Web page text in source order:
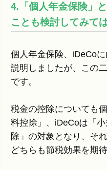
4.「個人年金保険」
ことも検討してみて
個人年金保険、iDeCo
説明しましたが、この
です。
税金の控除についても
料控除」、iDeCoは「
除」の対象となり、そ
どちらも節税効果を期